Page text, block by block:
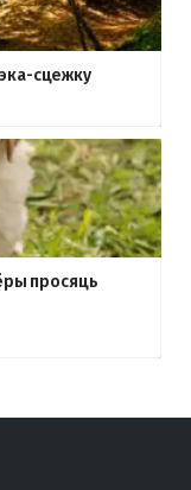
сцежку
просяць